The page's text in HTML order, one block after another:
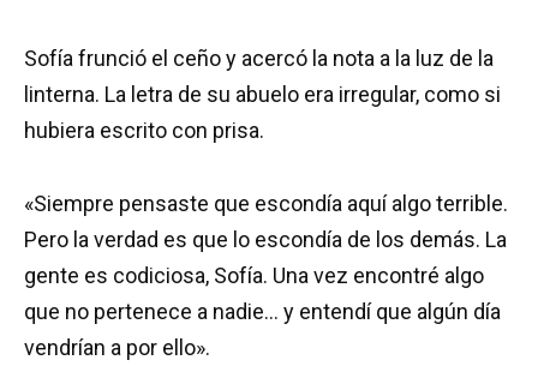
Sofía frunció el ceño y acercó la nota a la luz de la
linterna. La letra de su abuelo era irregular, como si
hubiera escrito con prisa.
«Siempre pensaste que escondía aquí algo terrible.
Pero la verdad es que lo escondía de los demás. La
gente es codiciosa, Sofía. Una vez encontré algo
que no pertenece a nadie… y entendí que algún día
vendrían a por ello».